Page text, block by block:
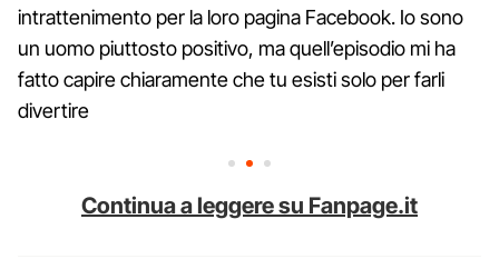
intrattenimento per la loro pagina Facebook. Io sono
un uomo piuttosto positivo, ma quell’episodio mi ha
fatto capire chiaramente che tu esisti solo per farli
divertire
Continua a leggere su Fanpage.it